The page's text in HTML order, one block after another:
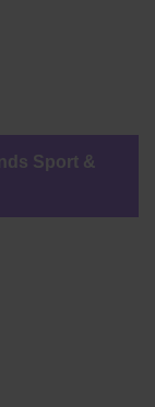
Sport &